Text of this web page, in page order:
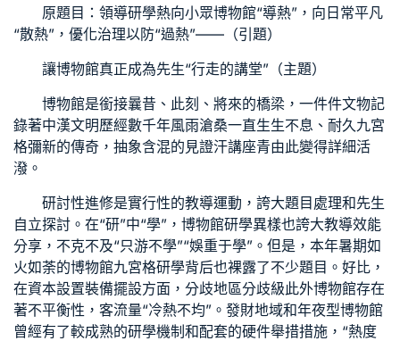
原題目：領導研學熱向小眾博物館“導熱”，向日常平凡
“散熱”，優化治理以防“過熱”——（引題）
讓博物館真正成為先生“行走的講堂”（主題）
博物館是銜接曩昔、此刻、將來的橋梁，一件件文物記
錄著中漢文明歷經數千年風雨滄桑一直生生不息、耐久九宮
格彌新的傳奇，抽象含混的 見證汗講座青由此變得詳細活
潑。
研討性進修是實行性的教導運動，誇大題目處理和先生
自立探討。在“研”中“學”，博物館研學異樣也誇大教導效能
分享 ，不克不及“只游不學”“娛重于學”。但是，本年暑期如
火如荼的博物館九宮格研學背后也裸露了不少題目。好比，
在資本設置裝備擺設方面，分歧地區分歧級此外博物館存在
著不平衡性，客流量“冷熱不均”。發財地域和年夜型博物館
曾經有了較成熟的研學機制和配套的硬件舉措措施，“熱度